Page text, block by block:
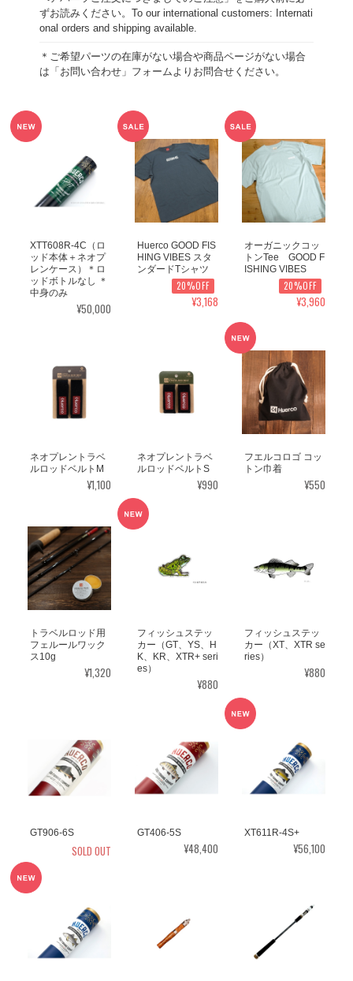
ずお読みください。To our international customers: Internati
onal orders and shipping available.
＊ご希望パーツの在庫がない場合や商品ページがない場合
は「お問い合わせ」フォームよりお問合せください。
XTT608R-4C（ロ
ッド本体＋ネオプ
レンケース）＊ロ
ッドボトルなし ＊
中身のみ
¥50,000
Huerco GOOD FIS
HING VIBES スタ
ンダードTシャツ
20%OFF
¥3,168
オーガニックコッ
トンTee GOOD F
ISHING VIBES
20%OFF
¥3,960
ネオプレントラベ
ルロッドベルトM
¥1,100
ネオプレントラベ
ルロッドベルトS
¥990
フエルコロゴ コッ
トン巾着
¥550
トラベルロッド用
フェルールワック
ス10g
¥1,320
フィッシュステッ
カー（GT、YS、H
K、KR、XTR+ seri
es）
¥880
フィッシュステッ
カー（XT、XTR se
ries）
¥880
GT906-6S
SOLD OUT
GT406-5S
¥48,400
XT611R-4S+
¥56,100